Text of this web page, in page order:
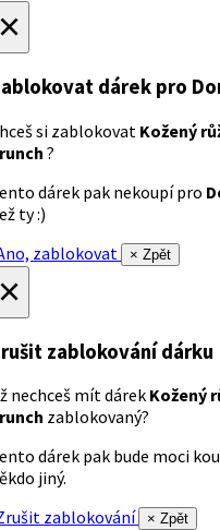
dárek pro
si zablokovat Kožený
?
dárek pak nekoupí pro
ty :)
zablokovat
× Zpět
zablokování dárku
nechceš mít dárek Kožený
zablokovaný?
dárek pak bude moci
jiný.
zablokování
× Zpět